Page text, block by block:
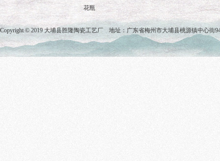
花瓶
Copyright © 2019 大埔县胜隆陶瓷工艺厂 地址：广东省梅州市大埔县桃源镇中心街